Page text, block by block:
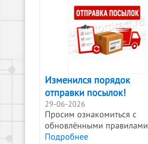
Изменился порядок
отправки посылок!
29-06-2026
Просим ознакомиться с
обновлёнными правилами
Подробнее